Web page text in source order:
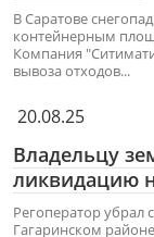
В Саратове
контейнерным
Компания
вывоза отходов...
20.08.25
Владельцу
ликвидацию
Регоператор убрал
Гагаринском